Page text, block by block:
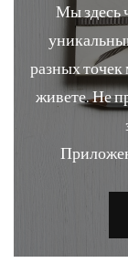
Мы здесь
разных точек
живете. Не